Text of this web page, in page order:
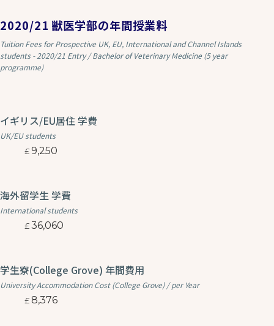
2020/21 獣医学部の年間授業料
Tuition Fees for Prospective UK, EU, International and Channel Islands
students - 2020/21 Entry / Bachelor of Veterinary Medicine (5 year
programme)
イギリス/EU居住 学費
UK/EU students
9,250
海外留学生 学費
International students
36,060
学生寮(College Grove) 年間費用
University Accommodation Cost (College Grove) / per Year
8,376